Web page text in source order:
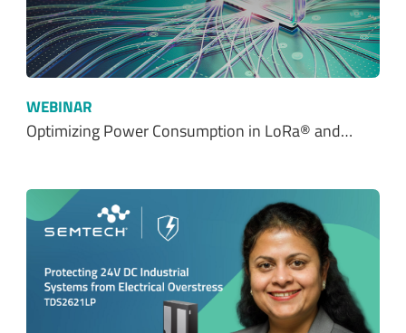
WEBINAR
Optimizing Power Consumption in LoRa® and…